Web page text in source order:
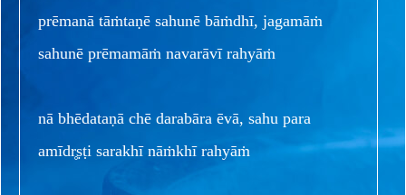
prēmanā tāṁtaṇē sahunē bāṁdhī, jagamāṁ
sahunē prēmamāṁ navarāvī rahyāṁ
nā bhēdataṇā chē darabāra ēvā, sahu para
amīdr̥ṣṭi sarakhī nāṁkhī rahyāṁ